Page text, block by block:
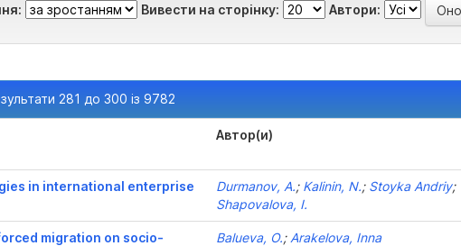
Вивести на сторінку: Автори:
281 до 300 із 9782
Автор(и)
in international enterprise Durmanov, A.; Kalinin, N.; Stoyka Andriy;
Shapovalova, I.
migration on socio-
Balueva, O.; Arakelova, Inna